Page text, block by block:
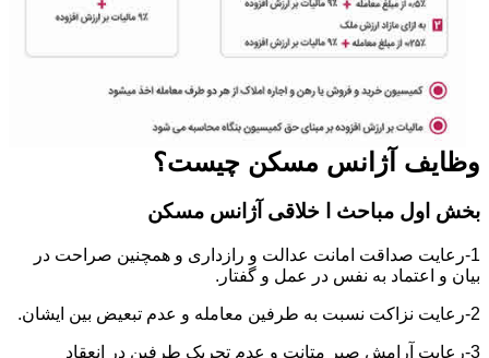
وظایف آژانس مسکن چیست؟
بخش اول مباحث ا خلاقی آژانس مسکن
1-رعایت صداقت امانت عدالت و رازداری و همچنین صراحت در
بیان و اعتماد به نفس در عمل و گفتار.
2-رعایت نزاکت نسبت به طرفین معامله و عدم تبعیض بین ایشان.
3-رعایت آرامش صبر متانت و عدم تحریک طرفین در انعقاد